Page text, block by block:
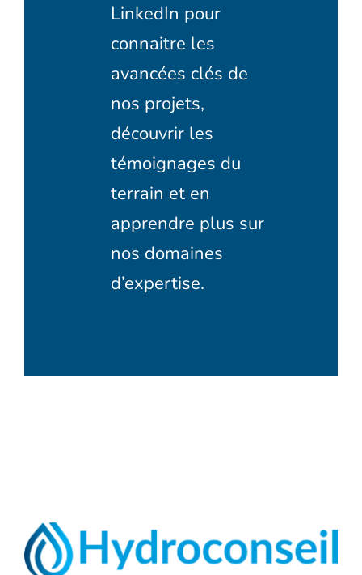
LinkedIn pour
connaitre les
avancées clés de
nos projets,
découvrir les
témoignages du
terrain et en
apprendre plus sur
nos domaines
d’expertise.